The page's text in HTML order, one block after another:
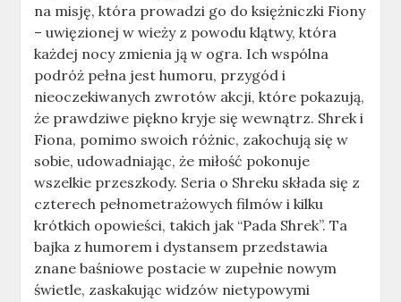
na misję, która prowadzi go do księżniczki Fiony
– uwięzionej w wieży z powodu klątwy, która
każdej nocy zmienia ją w ogra. Ich wspólna
podróż pełna jest humoru, przygód i
nieoczekiwanych zwrotów akcji, które pokazują,
że prawdziwe piękno kryje się wewnątrz. Shrek i
Fiona, pomimo swoich różnic, zakochują się w
sobie, udowadniając, że miłość pokonuje
wszelkie przeszkody. Seria o Shreku składa się z
czterech pełnometrażowych filmów i kilku
krótkich opowieści, takich jak “Pada Shrek”. Ta
bajka z humorem i dystansem przedstawia
znane baśniowe postacie w zupełnie nowym
świetle, zaskakując widzów nietypowymi